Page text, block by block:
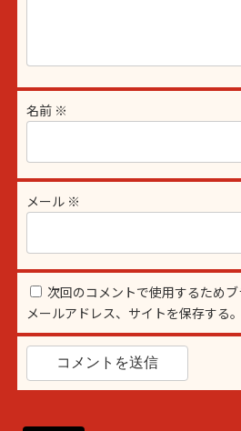
名前 ※
メール ※
次回のコメントで使用するためブ
メールアドレス、サイトを保存する。